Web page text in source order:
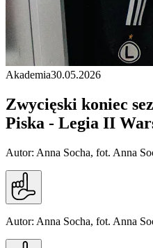
Akademia30.05.2026
Zwycięski koniec
Piska - Legia II
Autor: Anna Socha, fot. Anna
Autor: Anna Socha, fot. Anna